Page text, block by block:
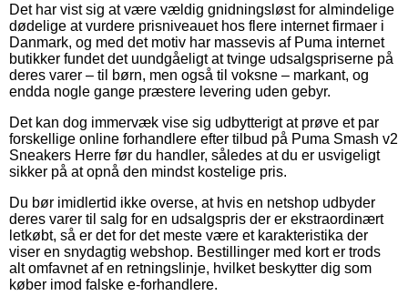
Det har vist sig at være vældig gnidningsløst for almindelige
dødelige at vurdere prisniveauet hos flere internet firmaer i
Danmark, og med det motiv har massevis af Puma internet
butikker fundet det uundgåeligt at tvinge udsalgspriserne på
deres varer – til børn, men også til voksne – markant, og
endda nogle gange præstere levering uden gebyr.
Det kan dog immervæk vise sig udbytterigt at prøve et par
forskellige online forhandlere efter tilbud på Puma Smash v2
Sneakers Herre før du handler, således at du er usvigeligt
sikker på at opnå den mindst kostelige pris.
Du bør imidlertid ikke overse, at hvis en netshop udbyder
deres varer til salg for en udsalgspris der er ekstraordinært
letkøbt, så er det for det meste være et karakteristika der
viser en snydagtig webshop. Bestillinger med kort er trods
alt omfavnet af en retningslinje, hvilket beskytter dig som
køber imod falske e-forhandlere.